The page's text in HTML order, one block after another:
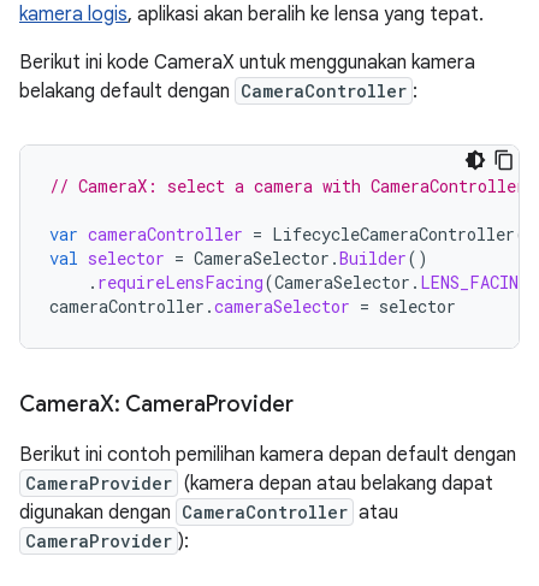
kamera logis, aplikasi akan beralih ke lensa yang tepat.
Berikut ini kode CameraX untuk menggunakan kamera
belakang default dengan CameraController :
// CameraX: select a camera with CameraController
var cameraController = LifecycleCameraController(
val selector = CameraSelector .Builder()
. requireLensFacing(CameraSelector .
cameraController .cameraSelector = selector
CameraX: CameraProvider
Berikut ini contoh pemilihan kamera depan default dengan
CameraProvider (kamera depan atau belakang dapat
digunakan dengan CameraController atau
CameraProvider ):